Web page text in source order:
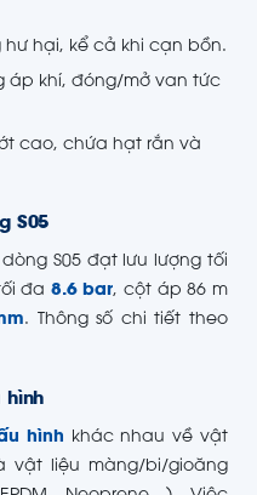
hư hại, kể cả khi cạn bồn.
áp khí, đóng/mở van tức
cao, chứa hạt rắn và
S05
S05 đạt lưu lượng tối
đa 8.6 bar, cột áp 86 m
. Thông số chi tiết theo
hình
hình khác nhau về vật
vật liệu màng/bi/gioăng